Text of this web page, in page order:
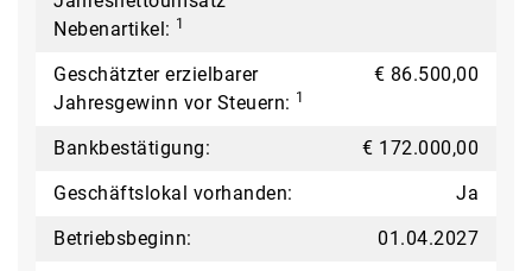
Nebenartikel: 1
Geschätzter erzielbarer
Jahresgewinn vor Steuern: 1
€ 86.500,00
Bankbestätigung:
€ 172.000,00
Geschäftslokal vorhanden:
Ja
Betriebsbeginn:
01.04.2027